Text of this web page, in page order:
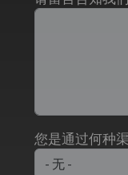
您是通过何种